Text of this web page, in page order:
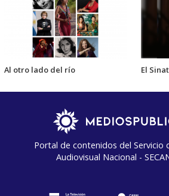
Al otro lado del río El
Portal de contenidos del Servicio
Audiovisual Nacional -